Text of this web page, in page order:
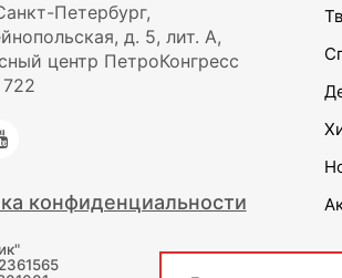
Петербург,
д. 5, лит. А,
центр ПетроКонгресс
конфиденциальности